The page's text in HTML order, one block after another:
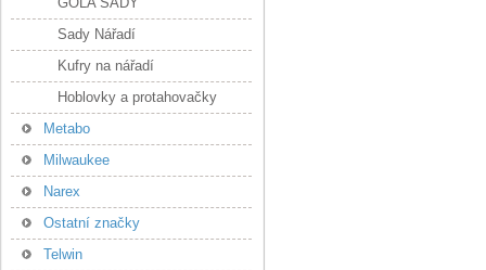
Sady Nářadí
Kufry na nářadí
Hoblovky a protahovačky
Metabo
Milwaukee
Narex
Ostatní značky
Telwin